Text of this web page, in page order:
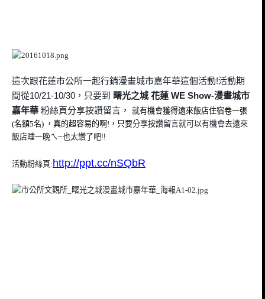
這次跟花蓮市公所一起行銷漫畫城市嘉年華這個活動!活動期
間從10/21-10/30，只要到 曙光之城 花蓮 WE Show-漫畫城市
嘉年華 粉絲頁分享按讚留言，
就有機會獲得遠來飯店住宿卷一張
(名額5名) ，真的超容易的啊!，只要分享按讚留言就可以有機會去遠來
飯店睡一晚ㄟ~也太讚了吧!!
活動粉絲頁: http://ppt.cc/nSQbR